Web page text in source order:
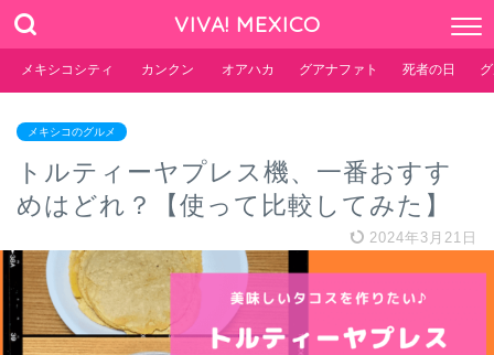
VIVA! MEXICO
メキシコシティ カンクン オアハカ グアナファト 死者の日
メキシコのグルメ
トルティーヤプレス機、一番おすす
めはどれ？【使って比較してみた】
2024年3月21日